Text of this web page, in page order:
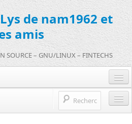
de nam1962 et
amis
SOURCE – GNU/LINUX – FINTECHS